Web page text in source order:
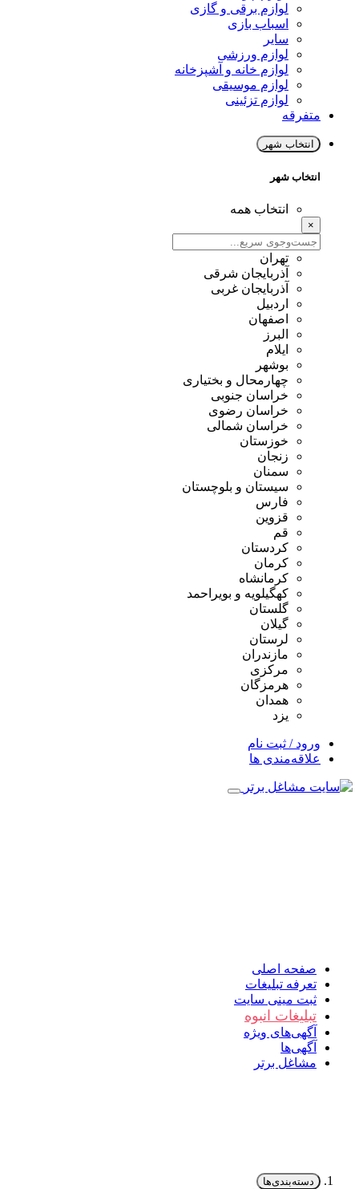
لوازم برقی و گازی
اسباب بازی
سایر
لوازم ورزشی
لوازم خانه و آشپزخانه
لوازم موسیقی
لوازم تزئینی
متفرقه
انتخاب شهر
انتخاب شهر
انتخاب همه
×
تهران
آذربایجان شرقی
آذربایجان غربی
اردبیل
اصفهان
البرز
ایلام
بوشهر
چهارمحال و بختیاری
خراسان جنوبی
خراسان رضوی
خراسان شمالی
خوزستان
زنجان
سمنان
سیستان و بلوچستان
فارس
قزوین
قم
کردستان
کرمان
کرمانشاه
کهگیلویه و بویراحمد
گلستان
گیلان
لرستان
مازندران
مرکزی
هرمزگان
همدان
یزد
ورود / ثبت نام
علاقه‌مندی ها
صفحه اصلی
تعرفه تبلیغات
ثبت مینی سایت
تبلیغات انبوه
آگهی‌های ویژه
آگهی‌ها
مشاغل برتر
دسته‌بندی‌ها